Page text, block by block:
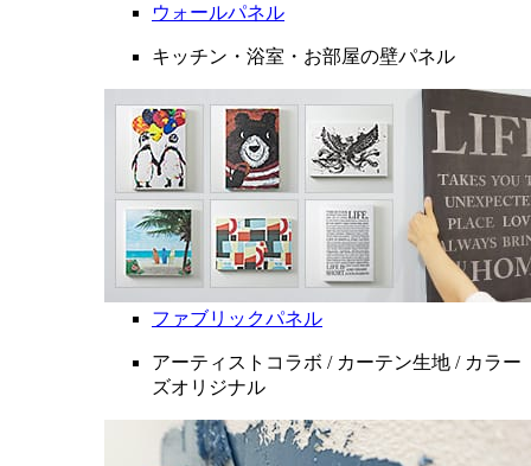
ウォールパネル
キッチン・浴室・お部屋の壁パネル
ファブリックパネル
アーティストコラボ / カーテン生地 / カラー
ズオリジナル